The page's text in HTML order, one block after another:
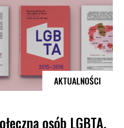
AKTUALNOŚCI
osób LGBTA.